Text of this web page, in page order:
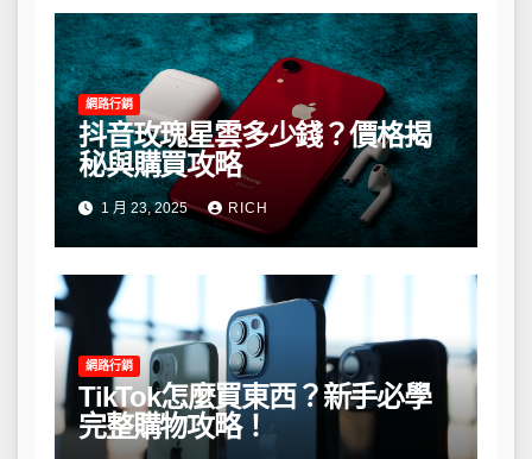
網路行銷
抖音玫瑰星雲多少錢？價格揭
秘與購買攻略
1 月 23, 2025 RICH
網路行銷
TikTok怎麼買東西？新手必學
完整購物攻略！